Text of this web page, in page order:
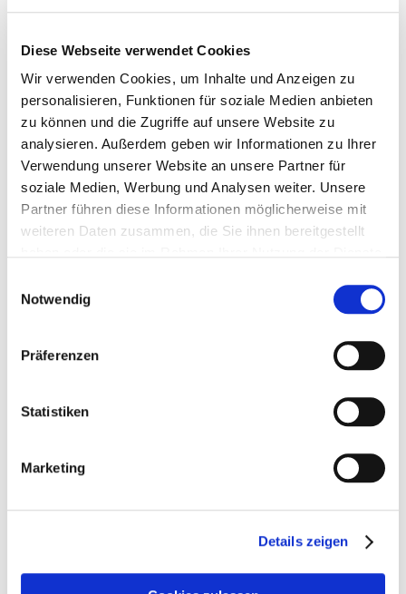
Diese Webseite verwendet Cookies
Wir verwenden Cookies, um Inhalte und Anzeigen zu
personalisieren, Funktionen für soziale Medien anbieten
zu können und die Zugriffe auf unsere Website zu
analysieren. Außerdem geben wir Informationen zu Ihrer
Verwendung unserer Website an unsere Partner für
soziale Medien, Werbung und Analysen weiter. Unsere
Partner führen diese Informationen möglicherweise mit
weiteren Daten zusammen, die Sie ihnen bereitgestellt
Notwendig
Präferenzen
Statistiken
Marketing
Details zeigen
Es ist für Hunde aller Rassen geeignet, die bevorzugt trockenes
Futter mögen.
Die inVollmer’s Brocken eingesetzten bioregulierenden Zutaten
Bio-Vital-Komplex PLUS
Leistungsfähigkeit, Aussehen und Wohlbefinden beitragen.
übergossen) oder trocken gefüttert werden.
Körpergewichts in Futter täglich
Analytische Bestandteile
10% Fettgehalt
7,5 % Rohasche